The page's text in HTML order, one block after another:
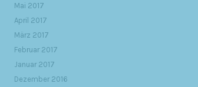
Mai 2017
April 2017
März 2017
Februar 2017
Januar 2017
Dezember 2016